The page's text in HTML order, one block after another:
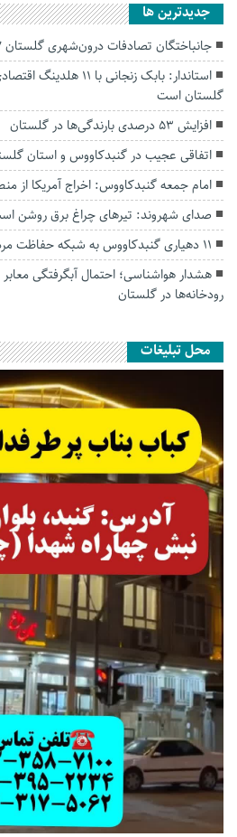
جديدترين ها
جانباختگان تصادفات درون‌شهری گلستان ۱۷ درصد کاهش یافت
استاندار: بابک زنجانی
گلستان است
افزایش ۵۳ درصدی بارندگی‌ها در گلستان
اتفاقی عجیب در‌ گنبدکاووس و استان
امام جمعه گنبدکاووس: اخراج آمریکا از
صدای شهروند: تیرهای چراغ برق روشن
۱۱ دهیاری گنبدکاووس به شبکه حفاظت مردمی منابع طبیعی پیوستند
هشدار هواشناسی؛ احتمال آبگرفتگی
رودخانه‌ها در گلستان
محل تبلیغات